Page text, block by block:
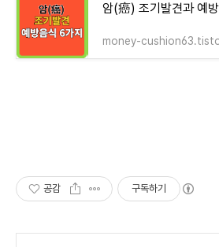
암(癌) 조기발견과 예
money-
공감 구독하기